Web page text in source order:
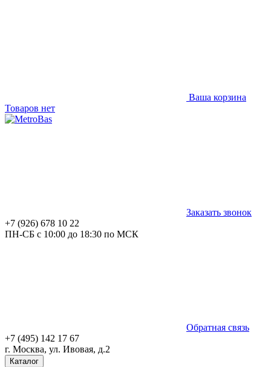
Ваша корзина
Товаров нет
Заказать звонок
+7 (926) 678 10 22
ПН-СБ с 10:00 до 18:30 по МСК
Обратная связь
+7 (495) 142 17 67
г. Москва, ул. Ивовая, д.2
Каталог